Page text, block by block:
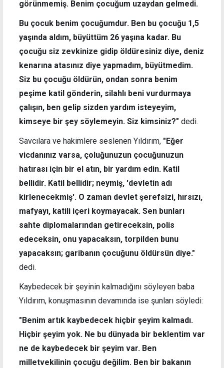
görünmemiş. Benim çocuğum uzaydan gelmedi.
Bu çocuk benim çocuğumdur. Ben bu çocuğu 1,5
yaşında aldım, büyüttüm 26 yaşına kadar. Bu
çocuğu siz zevkinize gidip öldüresiniz diye, deniz
kenarına atasınız diye yapmadım, büyütmedim.
Siz bu çocuğu öldürün, ondan sonra benim
peşime katil gönderin, silahlı beni vurdurmaya
çalışın, ben gelip sizden yardım isteyeyim,
kimseye bir şey söylemeyin. Siz kimsiniz?" dedi.
Savcılara ve hakimlere seslenen Yıldırım, "Eğer
vicdanınız varsa, çoluğunuzun çocuğunuzun
hatırası için bir el atın, bir yardım edin. Katil
bellidir. Katil bellidir; neymiş, 'devletin adı
kirlenecekmiş'. O zaman devlet şerefsizi, hırsızı,
mafyayı, katili içeri koymayacak. Sen bunları
sahte diplomalarından getireceksin, polis
edeceksin, onu yapacaksın, torpilden bunu
yapacaksın; garibanın çocuğunu öldürsün diye."
dedi.
Kaybedecek bir şeyinin kalmadığını söyleyen baba
Yıldırım, konuşmasının devamında ise şunları söyledi:
"Benim artık kaybedecek hiçbir şeyim kalmadı.
Hiçbir şeyim yok. Ne bu dünyada bir beklentim var
ne de kaybedecek bir şeyim var. Ben
milletvekilinin çocuğu değilim. Ben bir bakanın